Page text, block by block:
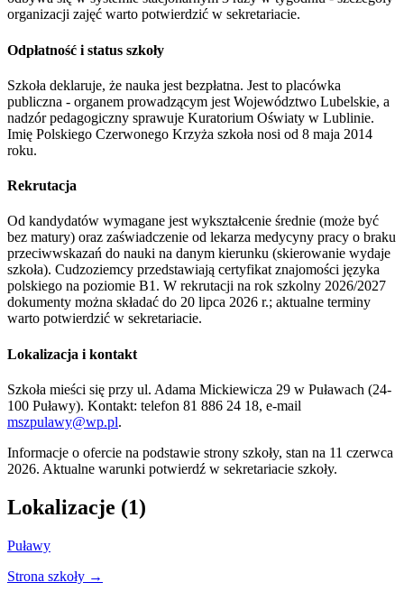
organizacji zajęć warto potwierdzić w sekretariacie.
Odpłatność i status szkoły
Szkoła deklaruje, że nauka jest bezpłatna. Jest to placówka
publiczna - organem prowadzącym jest Województwo Lubelskie, a
nadzór pedagogiczny sprawuje Kuratorium Oświaty w Lublinie.
Imię Polskiego Czerwonego Krzyża szkoła nosi od 8 maja 2014
roku.
Rekrutacja
Od kandydatów wymagane jest wykształcenie średnie (może być
bez matury) oraz zaświadczenie od lekarza medycyny pracy o braku
przeciwwskazań do nauki na danym kierunku (skierowanie wydaje
szkoła). Cudzoziemcy przedstawiają certyfikat znajomości języka
polskiego na poziomie B1. W rekrutacji na rok szkolny 2026/2027
dokumenty można składać do 20 lipca 2026 r.; aktualne terminy
warto potwierdzić w sekretariacie.
Lokalizacja i kontakt
Szkoła mieści się przy ul. Adama Mickiewicza 29 w Puławach (24-
100 Puławy). Kontakt: telefon 81 886 24 18, e-mail
mszpulawy@wp.pl.
Informacje o ofercie na podstawie strony szkoły, stan na 11 czerwca
2026. Aktualne warunki potwierdź w sekretariacie szkoły.
Lokalizacje (1)
Puławy
Strona szkoły →